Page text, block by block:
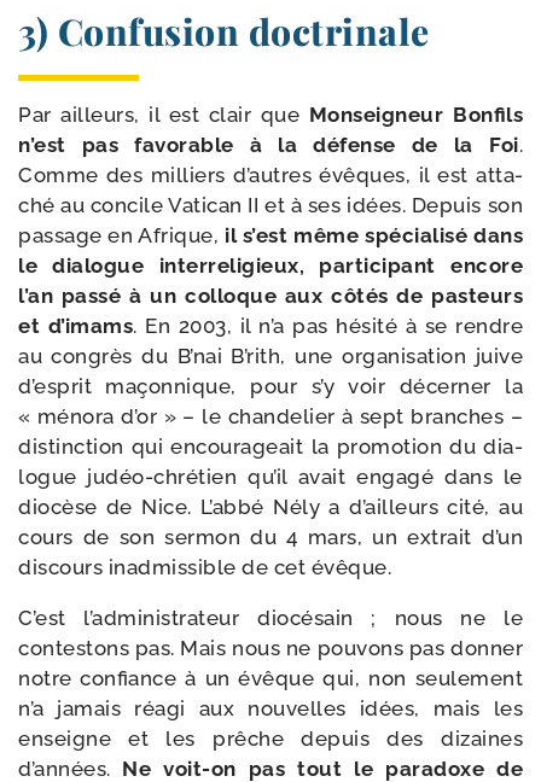
3) Confusion doctrinale
Par ailleurs, il est clair que Monseigneur Bonfils
n’est pas favo­rable à la défense de la Foi.
Comme des mil­liers d’autres évêques, il est atta­
ché au concile Vatican II et à ses idées. Depuis son
pas­sage en Afrique, il s’est même spé­cia­li­sé dans
le dia­logue inter­re­li­gieux, par­ti­ci­pant encore
l’an pas­sé à un col­loque aux côtés de pas­teurs
et d’imams. En 2003, il n’a pas hési­té à se rendre
au congrès du B’nai B’rith, une orga­ni­sa­tion juive
d’esprit maçon­nique, pour s’y voir décer­ner la
« méno­ra d’or » – le chan­de­lier à sept branches –
dis­tinc­tion qui encou­ra­geait la pro­mo­tion du dia­
logue judéo-​chrétien qu’il avait enga­gé dans le
dio­cèse de Nice. L’abbé Nély a d’ailleurs cité, au
cours de son ser­mon du 4 mars, un extrait d’un
dis­cours inad­mis­sible de cet évêque.
C’est l’administrateur dio­cé­sain ; nous ne le
contes­tons pas. Mais nous ne pou­vons pas don­ner
notre confiance à un évêque qui, non seule­ment
n’a jamais réagi aux nou­velles idées, mais les
enseigne et les prêche depuis des dizaines
d’années. Ne voit-​on pas tout le para­doxe de